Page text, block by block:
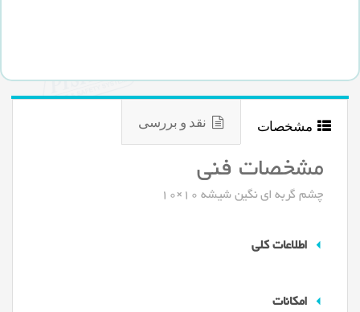
مشخصات نقد و بررسی
مشخصات فنی
چشم گربه ای نگین شیشه 10×10
اطلاعات کلی
امکانات